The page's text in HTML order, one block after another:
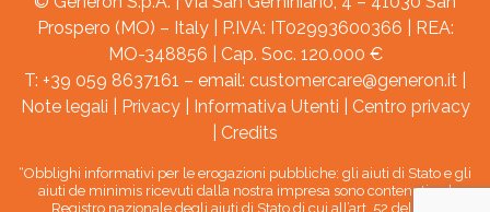
Prospero (MO) – Italy | P.IVA: IT02993600366 | REA:
MO-348856 | Cap. Soc. 120.000 €
T: +39 059 8637161 – email: customercare@generon.it
Note legali
Privacy| Informativa Utenti
Centro privacy
Credits
“Obblighi informativi per le erogazioni pubbliche: gli aiuti di Stato e gli
aiuti de minimis ricevuti dalla nostra impresa sono contenuti nel
Registro nazionale degli aiuti di Stato di cui all’art. 52 della L.